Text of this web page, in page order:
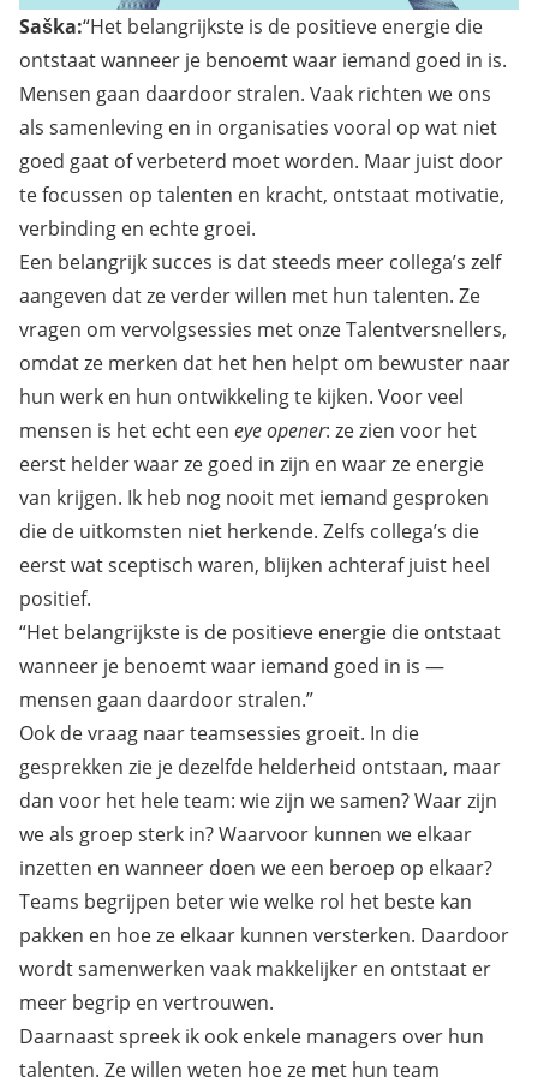
Saška:“Het belangrijkste is de positieve energie die
ontstaat wanneer je benoemt waar iemand goed in is.
Mensen gaan daardoor stralen. Vaak richten we ons
als samenleving en in organisaties vooral op wat niet
goed gaat of verbeterd moet worden. Maar juist door
te focussen op talenten en kracht, ontstaat motivatie,
verbinding en echte groei.
Een belangrijk succes is dat steeds meer collega’s zelf
aangeven dat ze verder willen met hun talenten. Ze
vragen om vervolgsessies met onze Talentversnellers,
omdat ze merken dat het hen helpt om bewuster naar
hun werk en hun ontwikkeling te kijken. Voor veel
mensen is het echt een eye opener: ze zien voor het
eerst helder waar ze goed in zijn en waar ze energie
van krijgen. Ik heb nog nooit met iemand gesproken
die de uitkomsten niet herkende. Zelfs collega’s die
eerst wat sceptisch waren, blijken achteraf juist heel
positief.
“Het belangrijkste is de positieve energie die ontstaat
wanneer je benoemt waar iemand goed in is —
mensen gaan daardoor stralen.”
Ook de vraag naar teamsessies groeit. In die
gesprekken zie je dezelfde helderheid ontstaan, maar
dan voor het hele team: wie zijn we samen? Waar zijn
we als groep sterk in? Waarvoor kunnen we elkaar
inzetten en wanneer doen we een beroep op elkaar?
Teams begrijpen beter wie welke rol het beste kan
pakken en hoe ze elkaar kunnen versterken. Daardoor
wordt samenwerken vaak makkelijker en ontstaat er
meer begrip en vertrouwen.
Daarnaast spreek ik ook enkele managers over hun
talenten. Ze willen weten hoe ze met hun team